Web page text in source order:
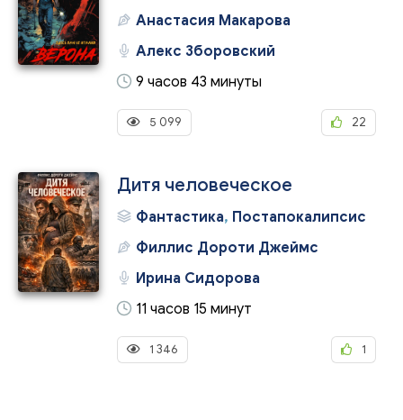
Анастасия Макарова
Алекс Зборовский
9 часов 43 минуты
5 099 22
Дитя человеческое
Фантастика, Постапокалипсис
Филлис Дороти Джеймс
Ирина Сидорова
11 часов 15 минут
1 346 1